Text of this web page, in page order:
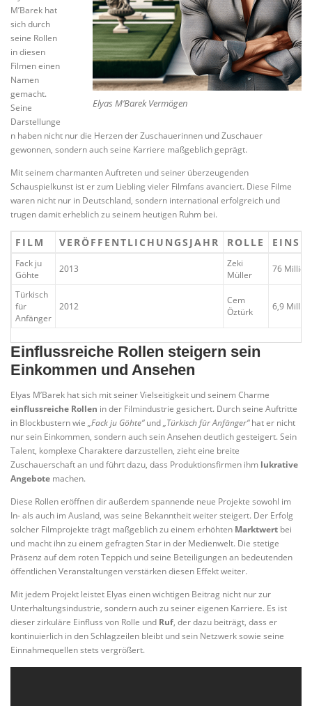
Elyas M’Barek Vermögen
M’Barek hat
sich durch
seine Rollen
in diesen
Filmen einen
Namen
gemacht.
Seine
Darstellunge
n haben nicht nur die Herzen der Zuschauerinnen und Zuschauer
gewonnen, sondern auch seine Karriere maßgeblich geprägt.
Mit seinem charmanten Auftreten und seiner überzeugenden
Schauspielkunst ist er zum Liebling vieler Filmfans avanciert. Diese Filme
waren nicht nur in Deutschland, sondern international erfolgreich und
trugen damit erheblich zu seinem heutigen Ruhm bei.
FILM VERÖFFENTLICHUNGSJAHR ROLLE
Fack ju
Göhte
2013
Zeki
Müller
76
Türkisch
für
Anfänger
2012
Cem
Öztürk
6,9
Einflussreiche Rollen steigern sein
Einkommen und Ansehen
Elyas M’Barek hat sich mit seiner Vielseitigkeit und seinem Charme
einflussreiche Rollen in der Filmindustrie gesichert. Durch seine Auftritte
in Blockbustern wie „Fack ju Göhte“und„Türkisch für Anfänger“hat er nicht
nur sein Einkommen, sondern auch sein Ansehen deutlich gesteigert. Sein
Talent, komplexe Charaktere darzustellen, zieht eine breite
Zuschauerschaft an und führt dazu, dass Produktionsfirmen ihm lukrative
Angebote machen.
Diese Rollen eröffnen dir außerdem spannende neue Projekte sowohl im
In- als auch im Ausland, was seine Bekanntheit weiter steigert. Der Erfolg
solcher Filmprojekte trägt maßgeblich zu einem erhöhten Marktwert bei
und macht ihn zu einem gefragten Star in der Medienwelt. Die stetige
Präsenz auf dem roten Teppich und seine Beteiligungen an bedeutenden
öffentlichen Veranstaltungen verstärken diesen Effekt weiter.
Mit jedem Projekt leistet Elyas einen wichtigen Beitrag nicht nur zur
Unterhaltungsindustrie, sondern auch zu seiner eigenen Karriere. Es ist
dieser zirkuläre Einfluss von Rolle und Ruf, der dazu beiträgt, dass er
kontinuierlich in den Schlagzeilen bleibt und sein Netzwerk sowie seine
Einnahmequellen stets vergrößert.